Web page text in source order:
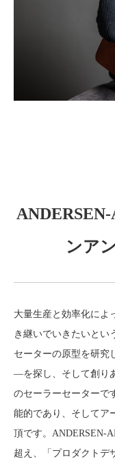
ンア
大量生産と効率化によ
き継いでいきたいとい
セーターの原型を研究
―を探し、そして創り
のセーラーセーターで
能的であり、そしてア
頂です。ANDERSEN-
超え、「プロダクトデ